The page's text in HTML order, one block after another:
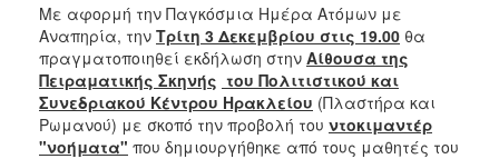
Με αφορμή την Παγκόσμια Ημέρα Ατόμων με
Αναπηρία, την Τρίτη 3 Δεκεμβρίου στις 19.00 θα
πραγματοποιηθεί εκδήλωση στην Αίθουσα της
Πειραματικής Σκηνής του Πολιτιστικού και
Συνεδριακού Κέντρου Ηρακλείου (Πλαστήρα και
Ρωμανού) με σκοπό την προβολή του ντοκιμαντέρ
"νοήματα" που δημιουργήθηκε από τους μαθητές του